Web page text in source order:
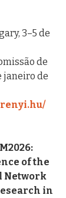
3–5 de
de
janeiro de
of the
Network
in